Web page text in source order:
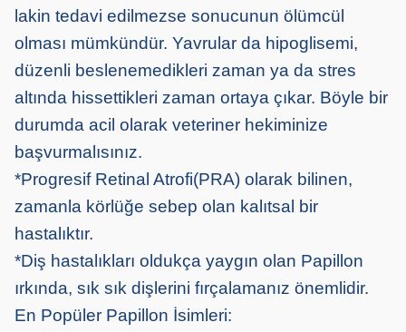
lakin tedavi edilmezse sonucunun ölümcül
olması mümkündür. Yavrular da hipoglisemi,
düzenli beslenemedikleri zaman ya da stres
altında hissettikleri zaman ortaya çıkar. Böyle bir
durumda acil olarak veteriner hekiminize
başvurmalısınız.
*Progresif Retinal Atrofi(PRA) olarak bilinen,
zamanla körlüğe sebep olan kalıtsal bir
hastalıktır.
*Diş hastalıkları oldukça yaygın olan Papillon
ırkında, sık sık dişlerini fırçalamanız önemlidir.
En Popüler Papillon İsimleri: